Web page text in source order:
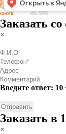
Заказать
×
Введите ответ: 10
Заказать в
×